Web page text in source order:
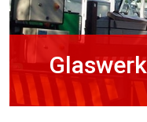
Glaswerk